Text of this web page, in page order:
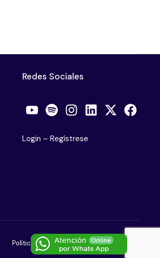
Redes Sociales
Login – Regístrese
Políticas de Privacidad